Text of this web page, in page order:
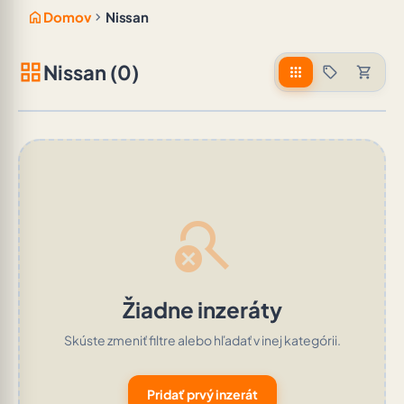
home Domov chevron_right Nissan
grid_viewNissan (0) apps sell shopping_cart
search_off
Žiadne inzeráty
Skúste zmeniť filtre alebo hľadať v inej kategórii.
Pridať prvý inzerát